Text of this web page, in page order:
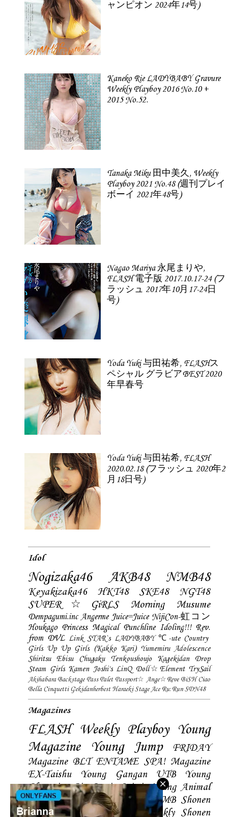
ャンピオン 2024年14号)
Kaneko Rie LADYBABY Gravure
Weekly Playboy 2016 No.10 +
2015 No.52.
Tanaka Miku 田中美久, Weekly
Playboy 2021 No.48 (週刊プレイ
ボーイ 2021年48号)
Nagao Mariya 永尾まりや,
FLASH 電子版 2017.10.17-24 (フ
ラッシュ 2017年10月17-24日
号)
Yoda Yuki 与田祐希, FLASHス
ペシャル グラビアBEST 2020
年早春号
Yoda Yuki 与田祐希, FLASH
2020.02.18 (フラッシュ 2020年2
月18日号)
Idol
Nogizaka46 AKB48 NMB48
Keyakizaka46 HKT48 SKE48
NGT48
SUPER☆GiRLS
Morning Musume
Dempagumi.inc Angerme Juice=Juice NijiCon-虹コン
Houkago Princess Magical Punchline Idoling!!! Rev.
from DVL Link STAR`s LADYBABY ℃-ute Country
Girls Up Up Girls (Kakko Kari) Yumemiru Adolescence
Shiritsu Ebisu Chugaku
Tenkoushoujo Kagekidan
Drop
Steam Girls Kamen Joshi's LinQ Doll☆Element TrySail
Akihabara Backstage Pass Palet Passport☆ Ange☆Reve BiSH Ciao
Bella Cinquetti Gekidanherbest Haraeki Stage Ace Ru:Run SDN48
Magazines
FLASH Weekly Playboy Young
Magazine
Young Jump
FRIDAY
Magazine BLT ENTAME SPA! Magazine
EX-Taishu
Young Gangan UTB
Young
Champion Big Comic Spirtis Young Animal
Shonen Magazine BUBKA BOMB Shonen
Champion Manga Action Weekly Shonen